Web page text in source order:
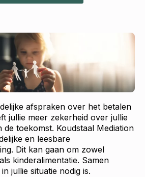
afspraken over het betalen
jullie meer zekerheid over jullie
de toekomst. Koudstaal Mediation
en leesbare
Dit kan gaan om zowel
kinderalimentatie. Samen
jullie situatie nodig is.